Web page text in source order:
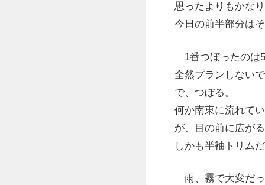
思ったよりもかな
今日の前半部分は
1番つぼったのは
全然プランしない
で、つぼる。
何か南東に流れて
が、目の前に広が
しかも半袖トリム
雨、霧で大変だっ